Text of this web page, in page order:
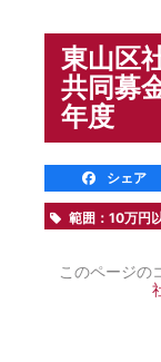
東山区
共同募
年度
シェア
範囲：10万円
このページの